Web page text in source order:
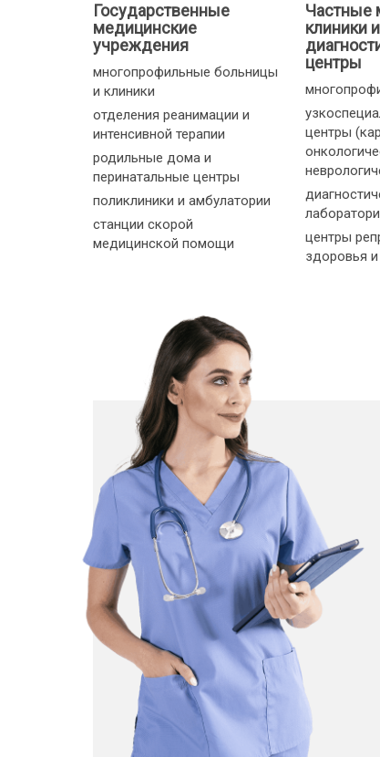
Государственные
медицинские
учреждения
многопрофильные больницы
и клиники
отделения реанимации и
интенсивной терапии
родильные дома и
перинатальные центры
поликлиники и амбулатории
станции скорой
медицинской помощи
Частные
клиники и
центры
центры
центры
здоровья